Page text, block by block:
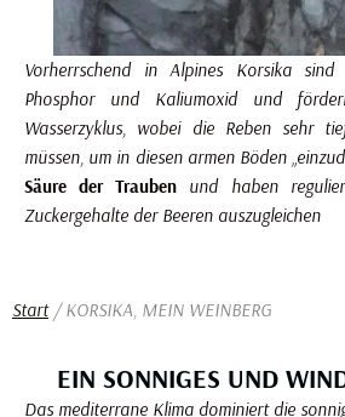
Vorherrschend in Alpines Korsika
Phosphor und Kaliumoxid und
Wasserzyklus, wobei die Reben sehr
müssen, um in diesen armen Böden
Säure der Trauben und haben
Zuckergehalte der Beeren auszugleichen
Start/ KORSIKA, MEIN WEINBERG
EIN SONNIGES UND
Das mediterrane Klima dominiert die